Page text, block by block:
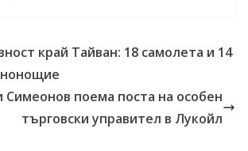
край Тайван: 18 самолета и 14
Симеонов поема поста на особен
търговски управител в Лукойл